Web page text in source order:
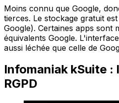
Moins connu que Google,
tierces. Le stockage gratuit
Google). Certaines apps sont
équivalents Google.
aussi léchée que celle de
Infomaniak kSuite :
RGPD